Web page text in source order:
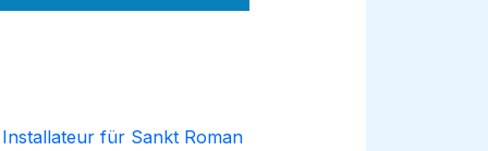
für Sankt Roman